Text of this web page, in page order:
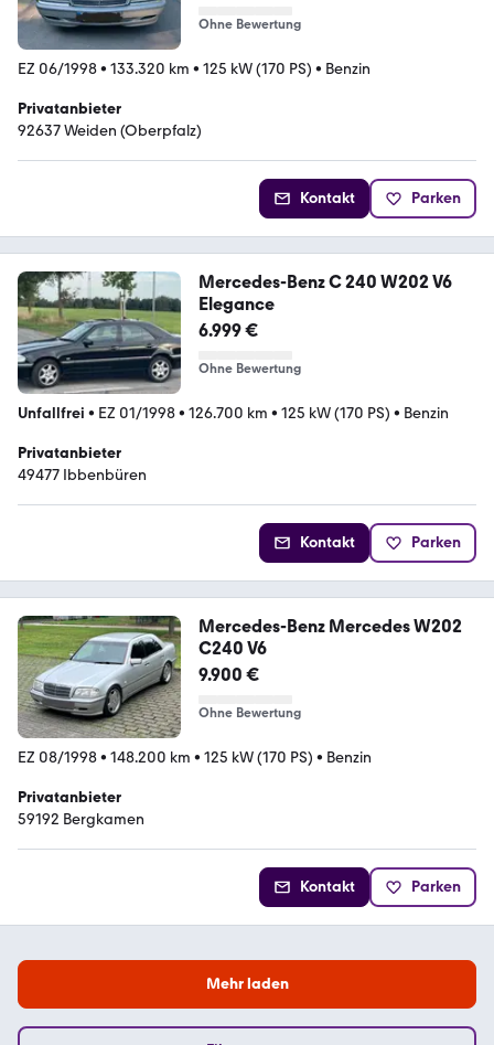
Ohne Bewertung
EZ 06/1998• 133.320 km • 125 kW (170 PS) • Benzin
Privatanbieter
92637 Weiden (Oberpfalz)
Kontakt Parken
Mercedes-Benz C 240 W202 V6
Elegance
6.999 €
Ohne Bewertung
Unfallfrei • EZ 01/1998• 126.700 km • 125 kW (170 PS) • Benzin
Privatanbieter
49477 Ibbenbüren
Kontakt Parken
Mercedes-Benz Mercedes W202
C240 V6
9.900 €
Ohne Bewertung
EZ 08/1998• 148.200 km • 125 kW (170 PS) • Benzin
Privatanbieter
59192 Bergkamen
Kontakt Parken
Mehr laden